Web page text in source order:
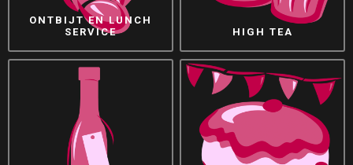
ONTBIJT EN LUNCH
SERVICE
HIGH TEA